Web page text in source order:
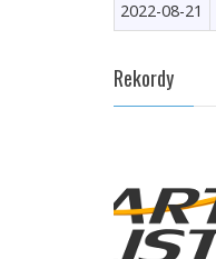
2022-08-21
Rekordy